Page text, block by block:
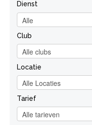
Dienst
Club
Locatie
Tarief